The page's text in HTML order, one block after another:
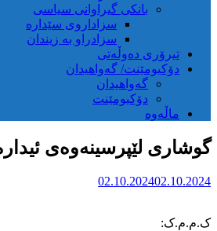
بانکی گیراوانی سیاسی
سزاداروی سێدارە
سزادراو بە زیندان
تیرۆری دەوڵەتی
دۆکیومێنت/ گەواهیدان
گەواهیدان
دۆکیومێنت
ماڵەوە
گوشاری لێپرسینەوەی
02.10.202402.10.2024
ک.م.م.ک: